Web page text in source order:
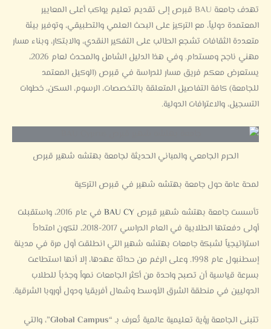
تهدف جامعة BAU قبرص إلى تقديم تعليم يواكب أعلى المعايير
المعتمدة دولياً، مع التركيز على البحث العلمي والتطبيقي، وتوفير بيئة
متعددة الثقافات تشجع الطالب على التفكير النقدي، والابتكار، وبناء مسار
مهني ناجح ومستدام. وفي هذا الدليل الشامل والمحدث لعام 2026،
يستعرض معكم فريق مسار للدراسة في قبرص (الوكيل المعتمد
للجامعة) كافة التفاصيل المتعلقة بالتخصصات، الرسوم، السكن، خطوات
التسجيل، والاعترافات الدولية.
الحرم الجامعي والمباني الحديثة لجامعة بهتشه شهير قبرص
لمحة عامة حول جامعة بهتشه شهير في قبرص التركية
تأسست جامعة بهتشه شهير قبرص BAU CY
في عام 2016، واستقبلت
أولى دفعتها الطلابية في العام الدراسي 2017-2018، لتكون امتداداً
استراتيجياً لشبكة جامعات بهتشه شهير التي انطلقت أول مرة في مدينة
إسطنبول عام 1998. وعلى الرغم من حداثة عهدها، إلا أنها استطاعت
بسرعة قياسية أن تصبح واحدة من أكثر الجامعات نمواً وجذباً للطلاب
الدوليين في منطقة الشرق الأوسط وشمال أفريقيا ودول أوروبا الشرقية.
تتبنى الجامعة رؤية تعليمية عالمية تُعرف بـ“Global Campus”
، والتي